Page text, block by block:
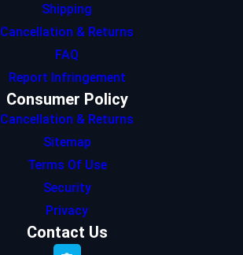
Shipping
Cancellation & Returns
FAQ
Report Infringement
Consumer Policy
Cancellation & Returns
Sitemap
Terms Of Use
Security
Privacy
Contact Us